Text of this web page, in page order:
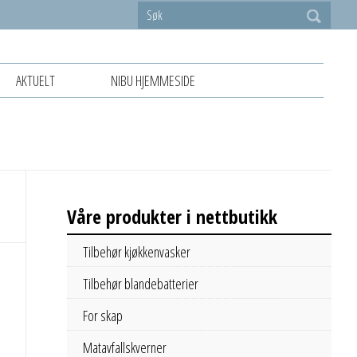
AKTUELT NIBU HJEMMESIDE
Våre produkter i nettbutikk
Tilbehør kjøkkenvasker
Tilbehør blandebatterier
For skap
Matavfallskverner